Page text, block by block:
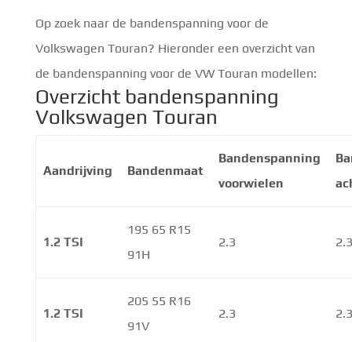
Op zoek naar de bandenspanning voor de
Volkswagen Touran? Hieronder een overzicht van
de bandenspanning voor de VW Touran modellen:
Overzicht bandenspanning
Volkswagen Touran
Aandrijving Bandenmaat
Bandenspanning
voorwielen
1.2 TSI
195 65 R15
91H
2.3
1.2 TSI
205 55 R16
91V
2.3